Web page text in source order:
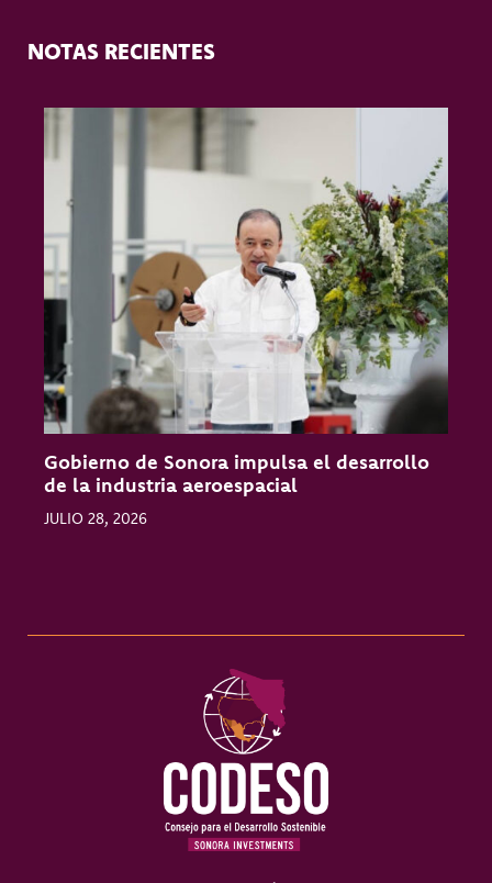
NOTAS RECIENTES
Gobierno de Sonora impulsa el desarrollo
de la industria aeroespacial
JULIO 28, 2026